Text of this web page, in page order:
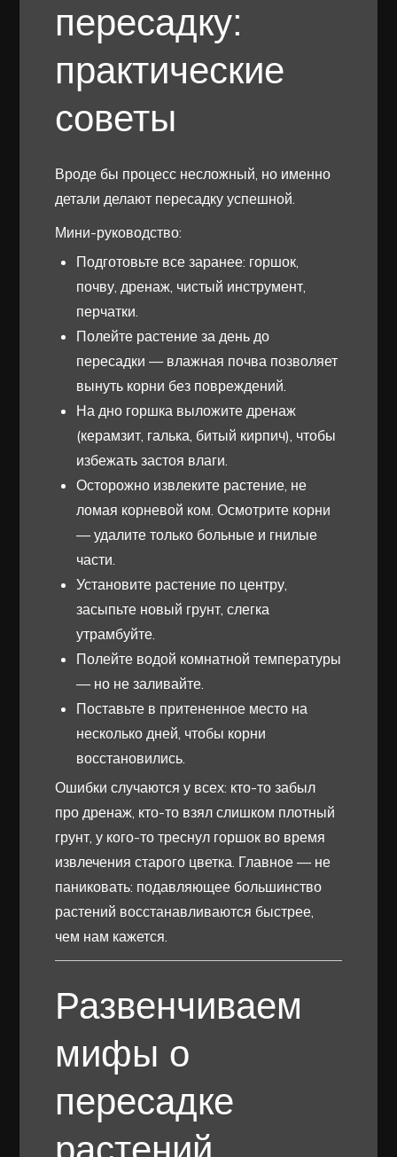
пересадку:
практические
советы
Вроде бы процесс несложный, но именно
детали делают пересадку успешной.
Мини-руководство:
Подготовьте все заранее: горшок,
почву, дренаж, чистый инструмент,
перчатки.
Полейте растение за день до
пересадки — влажная почва позволяет
вынуть корни без повреждений.
На дно горшка выложите дренаж
(керамзит, галька, битый кирпич), чтобы
избежать застоя влаги.
Осторожно извлеките растение, не
ломая корневой ком. Осмотрите корни
— удалите только больные и гнилые
части.
Установите растение по центру,
засыпьте новый грунт, слегка
утрамбуйте.
Полейте водой комнатной температуры
— но не заливайте.
Поставьте в притененное место на
несколько дней, чтобы корни
восстановились.
Ошибки случаются у всех: кто-то забыл
про дренаж, кто-то взял слишком плотный
грунт, у кого-то треснул горшок во время
извлечения старого цветка. Главное — не
паниковать: подавляющее большинство
растений восстанавливаются быстрее,
чем нам кажется.
Развенчиваем
мифы о
пересадке